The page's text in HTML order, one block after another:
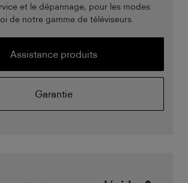
et le dépannage, pour les modes
de notre gamme de téléviseurs.
Assistance produits
Garantie